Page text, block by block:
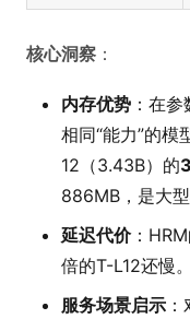
核心洞察 ：
内存优势 ：在
相同“能力”的
12（3.43B）的
886MB，是大型
延迟代价：
倍的T-L12还慢
服务场景启示